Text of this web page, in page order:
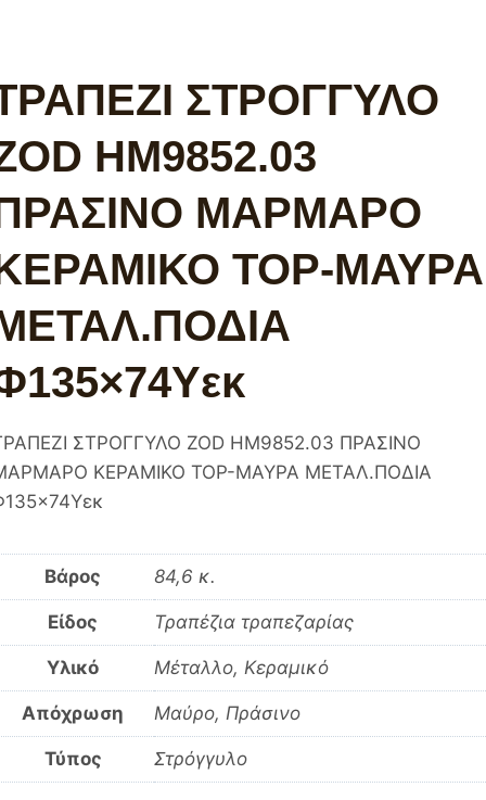
ΣΤΡΟΓΓΥΛΟ
HM9852.03
ΜΑΡΜΑΡΟ
TOP-ΜΑΥΡΑ
ΣΤΡΟΓΓΥΛΟ ZOD HM9852.03 ΠΡΑΣΙΝΟ
ΚΕΡΑΜΙΚΟ TOP-ΜΑΥΡΑ ΜΕΤΑΛ.ΠΟΔΙΑ
Βάρος 84,6 κ.
Είδος Τραπέζια τραπεζαρίας
Υλικό Μέταλλο, Κεραμικό
Απόχρωση Μαύρο, Πράσινο
Τύπος Στρόγγυλο